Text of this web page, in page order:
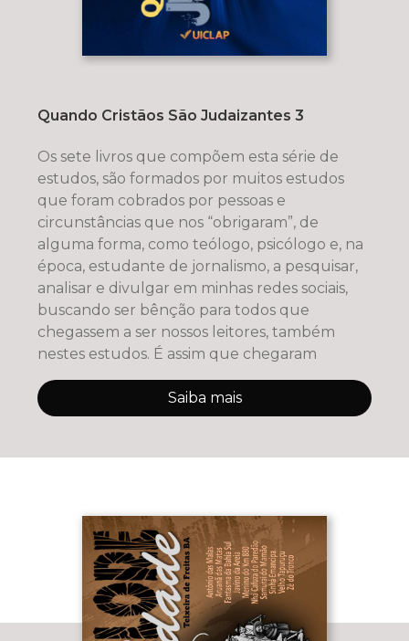
Quando Cristãos São Judaizantes 3
Os sete livros que compõem esta série de
estudos, são formados por muitos estudos
que foram cobrados por pessoas e
circunstâncias que nos “obrigaram”, de
alguma forma, como teólogo, psicólogo e, na
época, estudante de jornalismo, a pesquisar,
analisar e divulgar em minhas redes sociais,
buscando ser bênção para todos que
chegassem a ser nossos leitores, também
nestes estudos. É assim que chegaram
Saiba mais